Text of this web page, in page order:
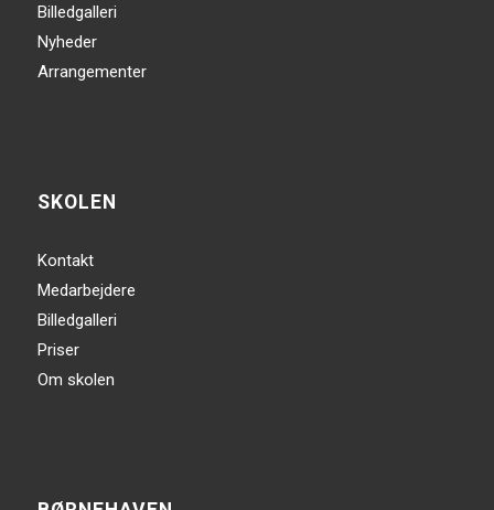
Billedgalleri
Nyheder
Arrangementer
SKOLEN
Kontakt
Medarbejdere
Billedgalleri
Priser
Om skolen